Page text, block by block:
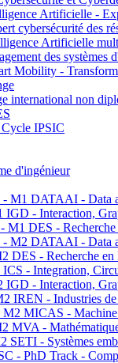
Artificielle -
cybersécurité des
Artificielle
des systèmes
Mobility -
international non
IPSIC
d'ingénieur
M1 DATAAI - Data
- Interaction,
M1 DES - Recherche
M2 DATAAI - Data
DES - Recherche en
- Integration,
- Interaction,
IREN - Industries de
MICAS - Machine
MVA -
SETI - Systèmes
- PhD Track -